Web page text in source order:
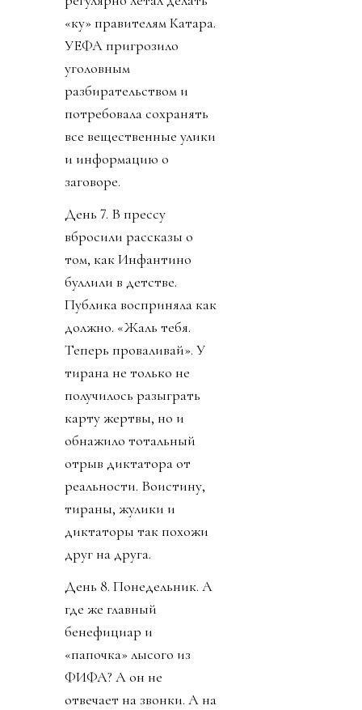
«ку» правителям Катара.
УЕФА пригрозило
уголовным
разбирательством и
потребовала сохранять
все вещественные улики
и информацию о
заговоре.
День 7. В прессу
вбросили рассказы о
том, как Инфантино
буллили в детстве.
Публика восприняла как
должно. «Жаль тебя.
Теперь проваливай». У
тирана не только не
получилось разыграть
карту жертвы, но и
обнажило тотальный
отрыв диктатора от
реальности. Воистину,
тираны, жулики и
диктаторы так похожи
друг на друга.
День 8. Понедельник. А
где же главный
бенефициар и
«папочка» лысого из
ФИФА? А он не
отвечает на звонки. А на